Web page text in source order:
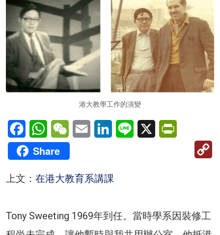
港大教學工作的演變
FacebookWhatsAppWeChatEmail LinkedInLine X
Share
上文： 在港大教育系講課
Tony Sweeting 1969年到任。當時學系因裝修工